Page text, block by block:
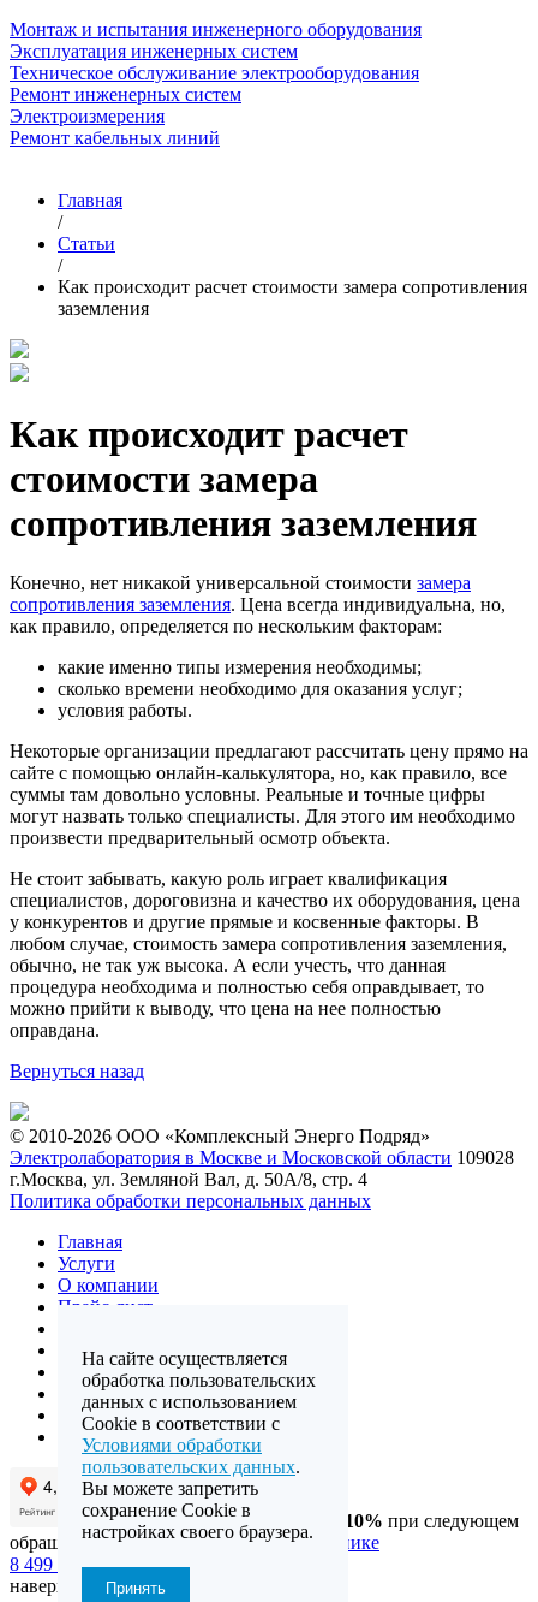
Монтаж и испытания инженерного оборудования
Эксплуатация инженерных систем
Техническое обслуживание электрооборудования
Ремонт инженерных систем
Электроизмерения
Ремонт кабельных линий
Главная
/
Статьи
/
Как происходит расчет стоимости замера сопротивления
заземления
Как происходит расчет
стоимости замера
сопротивления заземления
Конечно, нет никакой универсальной стоимости замера
сопротивления заземления. Цена всегда индивидуальна, но,
как правило, определяется по нескольким факторам:
какие именно типы измерения необходимы;
сколько времени необходимо для оказания услуг;
условия работы.
Некоторые организации предлагают рассчитать цену прямо на
сайте с помощью онлайн-калькулятора, но, как правило, все
суммы там довольно условны. Реальные и точные цифры
могут назвать только специалисты. Для этого им необходимо
произвести предварительный осмотр объекта.
Не стоит забывать, какую роль играет квалификация
специалистов, дороговизна и качество их оборудования, цена
у конкурентов и другие прямые и косвенные факторы. В
любом случае, стоимость замера сопротивления заземления,
обычно, не так уж высока. А если учесть, что данная
процедура необходима и полностью себя оправдывает, то
можно прийти к выводу, что цена на нее полностью
оправдана.
Вернуться назад
© 2010-2026 ООО «Комплексный Энерго Подряд»
Электролаборатория в Москве и Московской области 109028
г.Москва, ул. Земляной Вал, д. 50А/8, стр. 4
Политика обработки персональных данных
Главная
Услуги
О компании
Прайс-лист
Лицензии
Галерея
Карта сайта
FAQ
Контакты
Получите скидку 10% при следующем
обращении за отзыв наЯндекс.Справочнике
8 499 657 55 77 comenpo@mail.ru
наверх
На сайте осуществляется
обработка пользовательских
данных с использованием
Cookie в соответствии с
Условиями обработки
пользовательских данных.
Вы можете запретить
сохранение Cookie в
настройках своего браузера.
Принять